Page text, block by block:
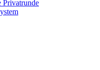
Privatrunde